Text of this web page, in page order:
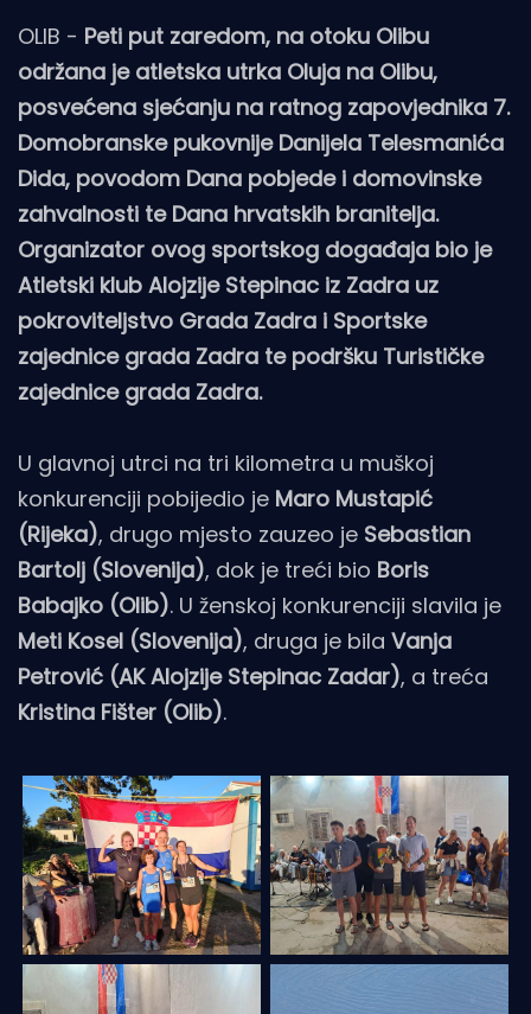
OLIB - Peti put zaredom, na otoku Olibu
održana je atletska utrka Oluja na Olibu,
posvećena sjećanju na ratnog zapovjednika 7.
Domobranske pukovnije Danijela Telesmanića
Dida, povodom Dana pobjede i domovinske
zahvalnosti te Dana hrvatskih branitelja.
Organizator ovog sportskog događaja bio je
Atletski klub Alojzije Stepinac iz Zadra uz
pokroviteljstvo Grada Zadra i Sportske
zajednice grada Zadra te podršku Turističke
zajednice grada Zadra.
U glavnoj utrci na tri kilometra u muškoj
konkurenciji pobijedio je Maro Mustapić
(Rijeka), drugo mjesto zauzeo je Sebastian
Bartolj (Slovenija), dok je treći bio Boris
Babajko (Olib). U ženskoj konkurenciji slavila je
Meti Kosel (Slovenija), druga je bila Vanja
Petrović (AK Alojzije Stepinac Zadar), a treća
Kristina Fišter (Olib).